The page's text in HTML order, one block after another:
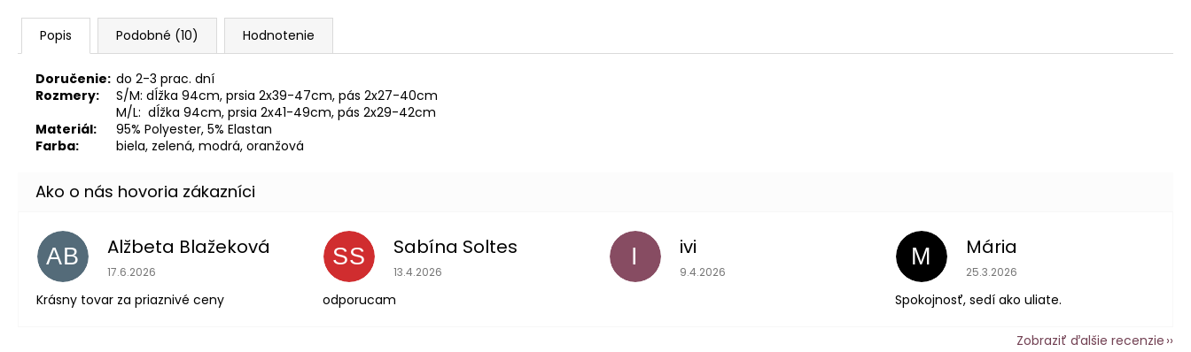
Popis Podobné (10) Hodnotenie
Doručenie: do 2-3 prac. dní
Rozmery:
S/M: dĺžka 94cm, prsia 2x39-47cm, pás 2x27-40cm
M/L: dĺžka 94cm, prsia 2x41-49cm, pás 2x29-42cm
Materiál:
95% Polyester, 5% Elastan
Farba:
biela, zelená, modrá, oranžová
AB Alžbeta Blažeková
Hodnotenie obchodu je 5 z 5 hviezdičiek.
17.6.2026
Krásny tovar za priaznivé ceny
SS Sabína Soltes
Hodnotenie obchodu je 5 z 5 hviezdičiek.
13.4.2026
odporucam
I ivi
Hodnotenie obchodu je 5 z 5 hviezdičiek.
9.4.2026
M Mária
Hodnotenie obchodu je 5 z 5
25.3.2026
Spokojnosť, sedí ako uliate.
Zobraziť ďalšie recenzie